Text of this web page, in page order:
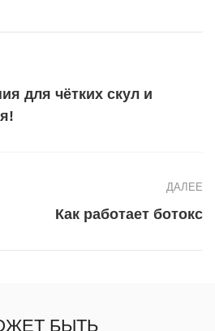
для чётких скул и
ДАЛЕЕ
Как работает ботокс
БЫТЬ